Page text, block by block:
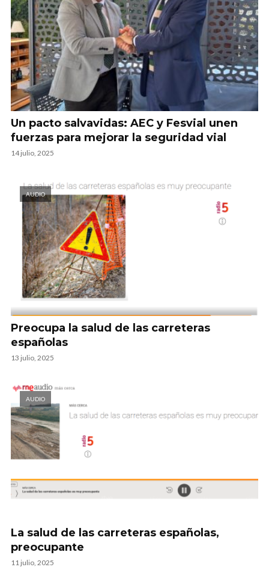
Un pacto salvavidas: AEC y Fesvial unen
fuerzas para mejorar la seguridad vial
14 julio, 2025
AUDIO
Preocupa la salud de las carreteras
españolas
13 julio, 2025
AUDIO
La salud de las carreteras españolas,
preocupante
11 julio, 2025